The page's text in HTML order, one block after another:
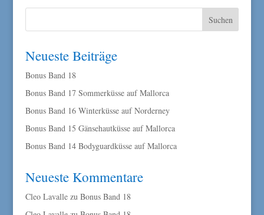
Neueste Beiträge
Bonus Band 18
Bonus Band 17 Sommerküsse auf Mallorca
Bonus Band 16 Winterküsse auf Norderney
Bonus Band 15 Gänsehautküsse auf Mallorca
Bonus Band 14 Bodyguardküsse auf Mallorca
Neueste Kommentare
Cleo Lavallezu Bonus Band 18